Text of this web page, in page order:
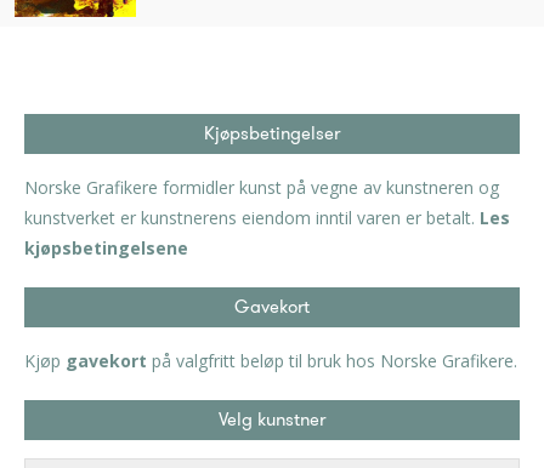
Kjøpsbetingelser
Norske Grafikere formidler kunst på vegne av kunstneren og
kunstverket er kunstnerens eiendom inntil varen er betalt. Les
kjøpsbetingelsene
Gavekort
Kjøp gavekort på valgfritt beløp til bruk hos Norske Grafikere.
Velg kunstner